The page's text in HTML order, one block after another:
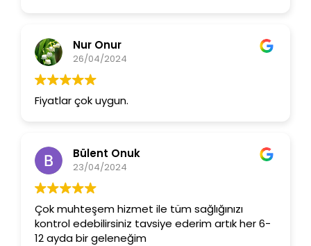
Nur Onur
26/04/2024
Fiyatlar çok uygun.
Bülent Onuk
23/04/2024
Çok muhteşem hizmet ile tüm sağlığınızı
kontrol edebilirsiniz tavsiye ederim artık her 6-
12 ayda bir geleneğim